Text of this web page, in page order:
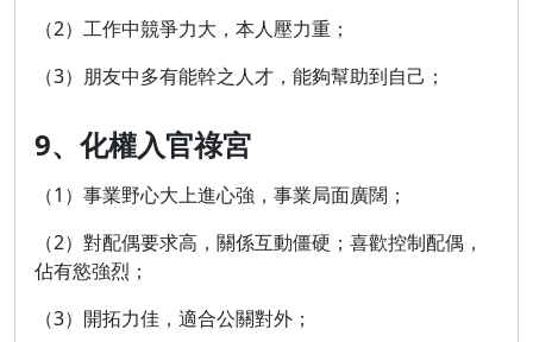
（2）工作中競爭力大，本人壓力重；
（3）朋友中多有能幹之人才，能夠幫助到自己；
9、化權入官祿宮
（1）事業野心大上進心強，事業局面廣闊；
（2）對配偶要求高，關係互動僵硬；喜歡控制配偶，
佔有慾強烈；
（3）開拓力佳，適合公關對外；